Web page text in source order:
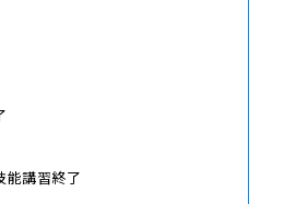
能講習終了